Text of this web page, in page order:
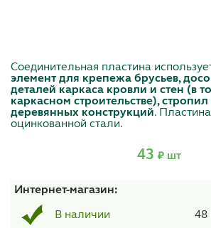
Соединительная пластина
элемент для крепежа брусьев,
деталей каркаса кровли и стен (в
каркасном строительстве),
деревянных конструкций.
оцинкованной стали.
43 ₽ шт
Интернет-магазин:
В наличии 48